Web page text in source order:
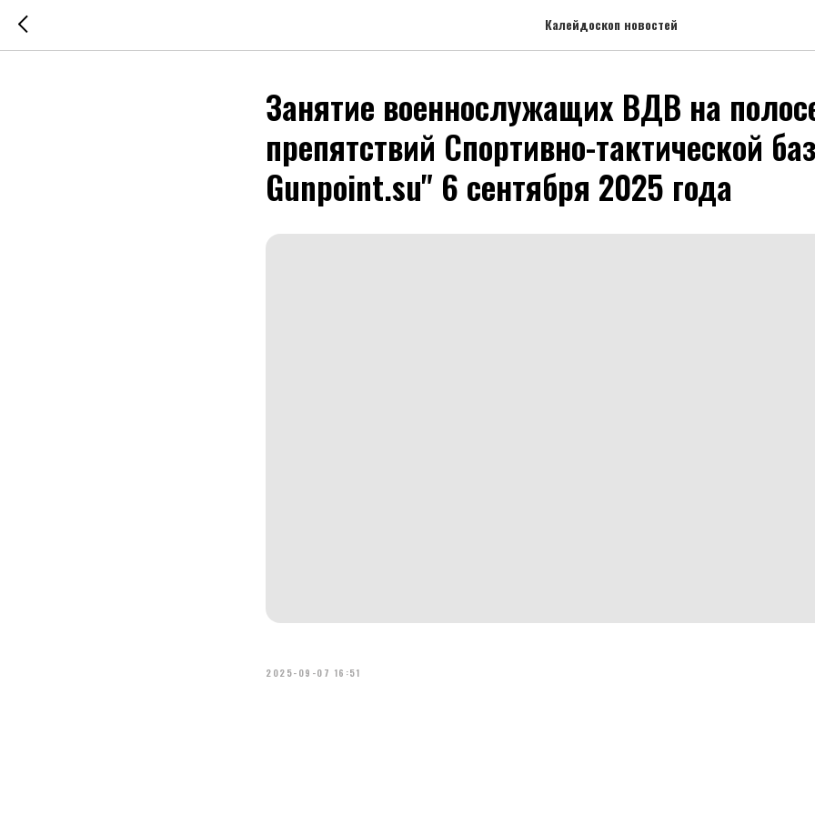
Калейдоскоп новостей
Занятие военнослужащих ВДВ на
препятствий Спортивно-тактической
Gunpoint.su" 6 сентября 2025 года
2025-09-07 16:51